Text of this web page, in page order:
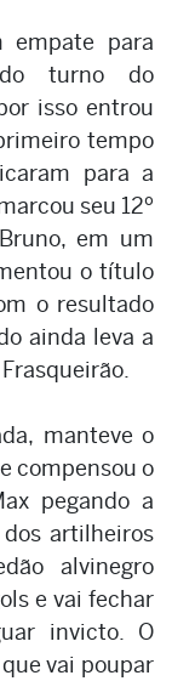
empate para
turno do
isso entrou
tempo
para a
seu 12º
em um
o título
o resultado
ainda leva a
manteve o
compensou o
pegando a
artilheiros
alvinegro
e vai fechar
invicto. O
vai poupar